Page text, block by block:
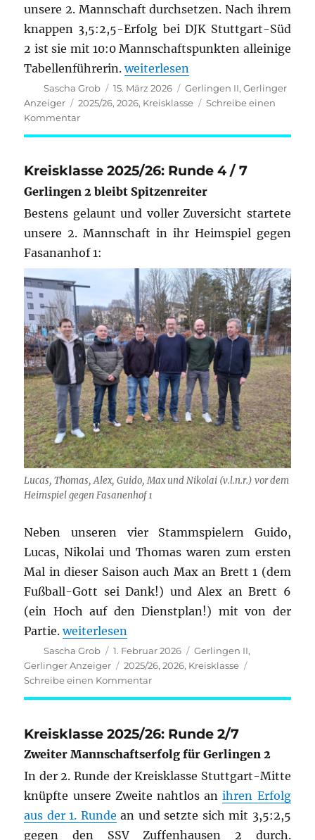
unsere 2. Mannschaft durchsetzen. Nach ihrem
knappen 3,5:2,5-Erfolg bei DJK Stuttgart-Süd
2 ist sie mit 10:0 Mannschaftspunkten alleinige
Tabellenführerin.„Kreisklasse Stuttgart-Mitte:
weiterlesen
Autor
Sascha Grob
Veröffentlicht
am
15. März 2026 Kategorien
Gerlingen II,Gerlinger
Anzeiger
Schlagwörter
2025/26,2026, Kreisklasse
Schreibe einen
Kommentarzu
Kreisklasse
Runde
5/7
Kreisklasse 2025/26: Runde 4 / 7
Gerlingen 2 bleibt Spitzenreiter
Bestens gelaunt und voller Zuversicht startete
unsere 2. Mannschaft in ihr Heimspiel gegen
Fasananhof 1:
Lucas, Thomas, Alex, Guido, Max und Nikolai (v.l.n.r.) vor dem
Heimspiel gegen Fasanenhof 1
Neben unseren vier Stammspielern Guido,
Lucas, Nikolai und Thomas waren zum ersten
Mal in dieser Saison auch Max an Brett 1 (dem
Fußball-Gott sei Dank!) und Alex an Brett 6
(ein Hoch auf den Dienstplan!) mit von der
Partie.„Kreisklasse 2025/26: Runde 4 / 7“
weiterlesen
Autor
Sascha Grob
Veröffentlicht
am
1. Februar 2026 Kategorien
Gerlingen II,
Gerlinger Anzeiger
Schlagwörter
2025/26,2026, Kreisklasse
Schreibe einen Kommentarzu
Kreisklasse
4
/
7
Kreisklasse 2025/26: Runde 2/7
Zweiter Mannschaftserfolg für Gerlingen 2
In der 2. Runde der Kreisklasse Stuttgart-Mitte
knüpfte unsere Zweite nahtlos anihren Erfolg
aus der 1. Runde an und setzte sich mit 3,5:2,5
gegen den SSV Zuffenhausen 2 durch.